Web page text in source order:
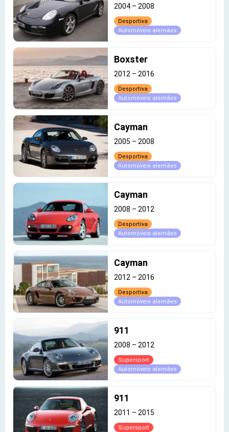
2004 – 2008
Desportiva
Automóveis alemães
Boxster
2012 – 2016
Desportiva
Automóveis alemães
Cayman
2005 – 2008
Desportiva
Automóveis alemães
Cayman
2008 – 2012
Desportiva
Automóveis alemães
Cayman
2012 – 2016
Desportiva
Automóveis alemães
911
2008 – 2012
Supersport
Automóveis alemães
911
2011 – 2015
Supersport